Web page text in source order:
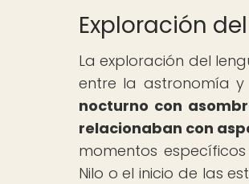
Exploración
La exploración del
entre la astronomía y
nocturno con
relacionaban con
momentos
Nilo o el inicio de las